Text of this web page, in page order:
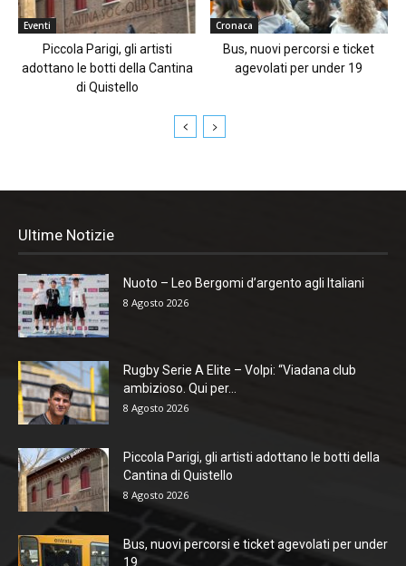
Eventi
Piccola Parigi, gli artisti
adottano le botti della Cantina
di Quistello
Cronaca
Bus, nuovi percorsi e ticket
agevolati per under 19
Ultime Notizie
Nuoto – Leo Bergomi d’argento agli Italiani
8 Agosto 2026
Rugby Serie A Elite – Volpi: “Viadana club
ambizioso. Qui per...
8 Agosto 2026
Piccola Parigi, gli artisti adottano le botti della
Cantina di Quistello
8 Agosto 2026
Bus, nuovi percorsi e ticket agevolati per under
19